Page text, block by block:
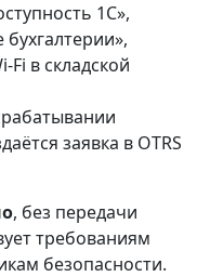
1С»,
Fi в складской
заявка в OTRS
, без передачи
требованиям
безопасности.